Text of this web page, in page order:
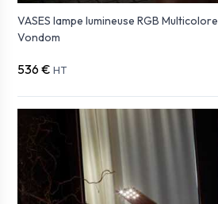
VASES lampe lumineuse RGB
Vondom
536 € HT